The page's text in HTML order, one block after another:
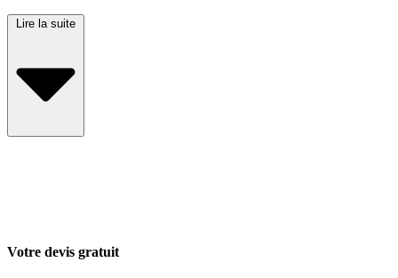
Lire la suite
Votre devis gratuit